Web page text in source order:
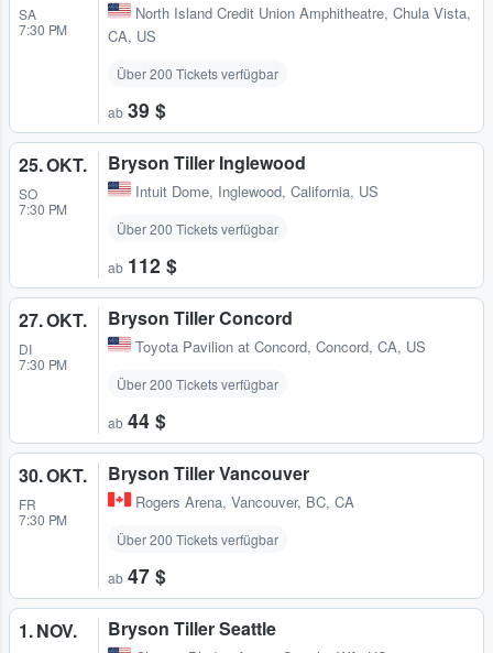
SA
7:30 PM
North Island Credit Union Amphitheatre, Chula Vista,
CA, US
Über 200 Tickets verfügbar
ab 39 $
25. OKT.
SO
7:30 PM
Bryson Tiller Inglewood
Intuit Dome, Inglewood, California, US
Über 200 Tickets verfügbar
ab 112 $
27. OKT.
DI
7:30 PM
Bryson Tiller Concord
Toyota Pavilion at Concord, Concord, CA, US
Über 200 Tickets verfügbar
ab 44 $
30. OKT.
FR
7:30 PM
Bryson Tiller Vancouver
Rogers Arena, Vancouver, BC, CA
Über 200 Tickets verfügbar
ab 47 $
1. NOV. Bryson Tiller Seattle